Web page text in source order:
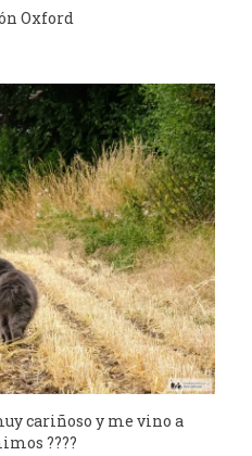
Oxford
cariñoso y me vino a
????